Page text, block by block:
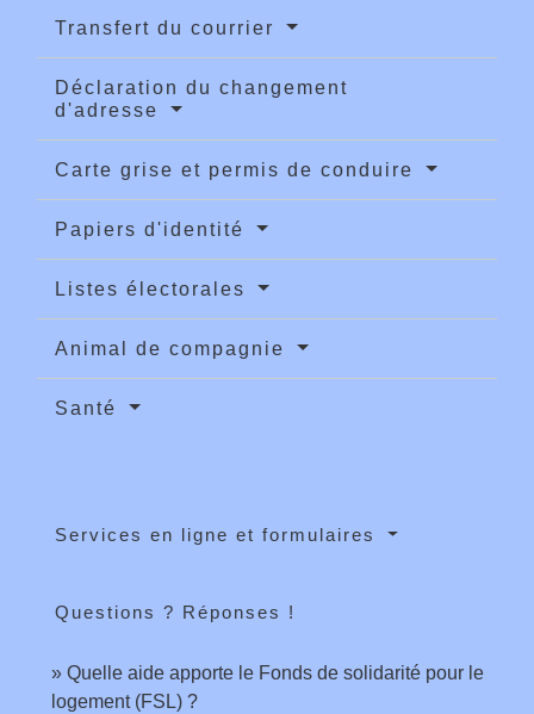
Transfert du courrier
Déclaration du changement
d'adresse
Carte grise et permis de conduire
Papiers d'identité
Listes électorales
Animal de compagnie
Santé
Services en ligne et formulaires
Questions ? Réponses !
Quelle aide apporte le Fonds de solidarité pour le
logement (FSL) ?